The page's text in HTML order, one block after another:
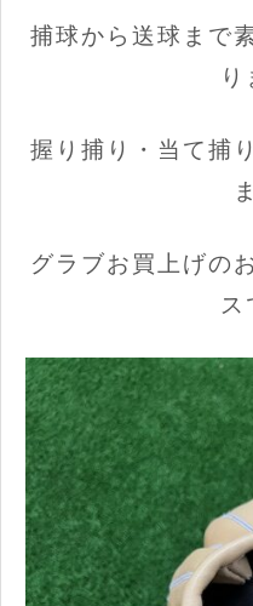
捕球から送球まで
り
握り捕り・当て捕
グラブお買上げの
ス